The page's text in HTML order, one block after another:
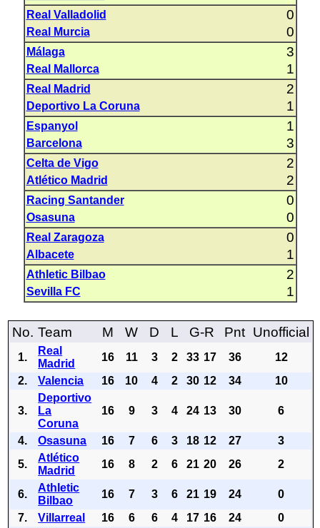
Real Valladolid 0
Real Murcia 0
Málaga 3
Real Mallorca 1
Real Madrid 2
Deportivo La Coruna 1
Espanyol 1
Barcelona 3
Celta de Vigo 2
Atlético Madrid 2
Racing Santander 0
Osasuna 0
Real Zaragoza 0
Albacete 1
Athletic Bilbao 2
Sevilla FC 1
No. Team M W D L G-R Pnt Unofficial
1.
Real
Madrid
16 11 3 2 33 17 36
12
2.
Valencia 16 10 4 2 30 12 34 10
3.
Deportivo
La
Coruna
16 9 3 4 24 13 30 6
4. Osasuna 16 7 6 3 18 12 27
3
5.
Atlético
Madrid
16 8 2 6 21 20 26 2
6.
Athletic
Bilbao
16 7 3 6 21 19 24
0
7.
Villarreal 16 6 6 4 17 16 24
0